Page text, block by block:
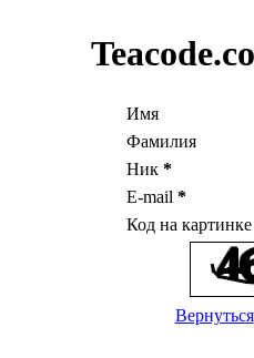
Имя
Фамилия
Ник *
E-mail *
Код на
Вернуться